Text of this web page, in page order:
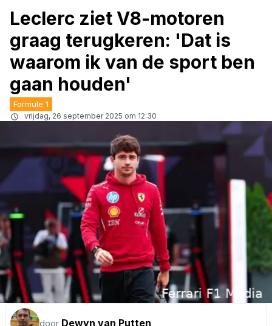
Leclerc ziet V8-motoren
graag terugkeren: 'Dat is
waarom ik van de sport ben
gaan houden'
Formule 1
vrijdag, 26 september 2025 om 12:30
door Dewyn van Putten